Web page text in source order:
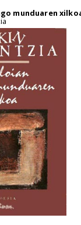
munduaren